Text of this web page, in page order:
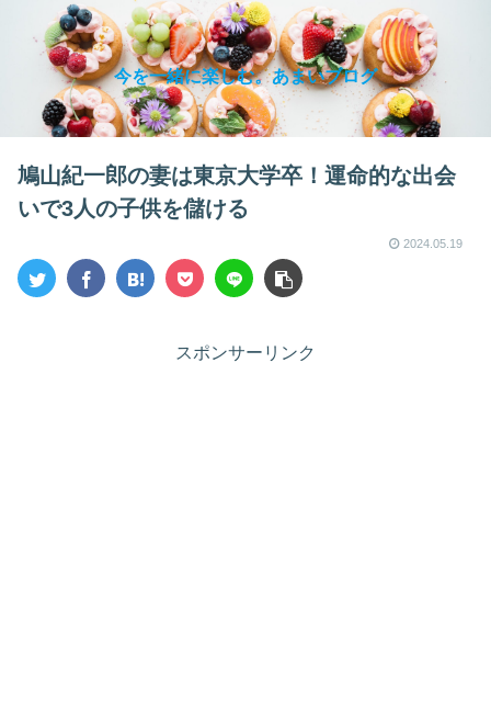
今を一緒に楽しむ。あまいブログ
鳩山紀一郎の妻は東京大学卒！運命的な出会
いで3人の子供を儲ける
2024.05.19
スポンサーリンク